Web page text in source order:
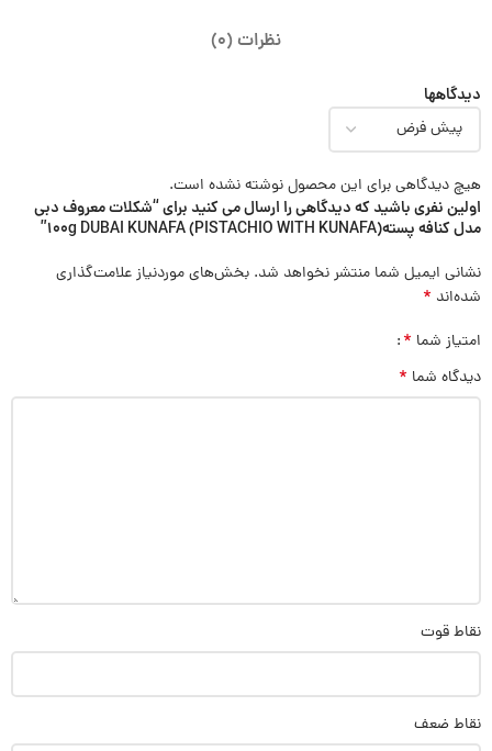
نظرات (0)
دیدگاهها
هیچ دیدگاهی برای این محصول نوشته نشده است.
اولین نفری باشید که دیدگاهی را ارسال می کنید برای “شکلات معروف دبی
مدل کنافه پسته100g DUBAI KUNAFA (PISTACHIO WITH KUNAFA)”
نشانی ایمیل شما منتشر نخواهد شد. بخش‌های موردنیاز علامت‌گذاری
شده‌اند *
امتیاز شما *
دیدگاه شما *
نقاط قوت
نقاط ضعف